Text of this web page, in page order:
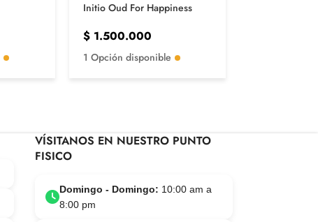
Initio Oud For Happiness
$1.500.000
1 Opción disponible
VÍSITANOS EN NUESTRO PUNTO
FISICO
Domingo - Domingo: 10:00 am a
8:00 pm